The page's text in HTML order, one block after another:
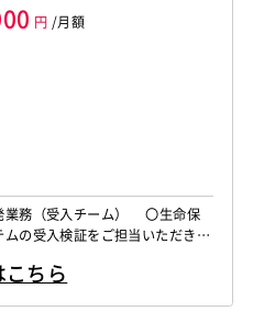
円 /月額
業務（受入チーム） 〇生命保
の受入検証をご担当いただきま
情報（保険料や保険期間など）
ちら